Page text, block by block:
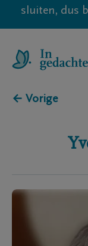
sluiten, dus
← Vorige